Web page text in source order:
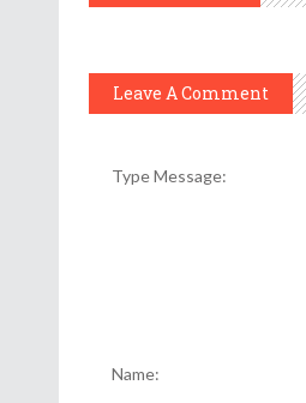
Leave A Comment